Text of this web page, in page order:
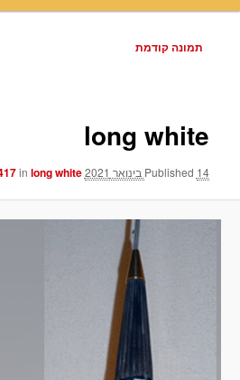
ניווט
תמונה קודמת
long white
Published 14 בינואר 2021 at
in long white